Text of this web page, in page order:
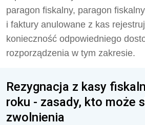
paragon fiskalny, paragon
i faktury anulowane z kas
konieczność odpowiedniego
rozporządzenia w tym zakresie.
Rezygnacja z kasy
roku - zasady, kto może
zwolnienia